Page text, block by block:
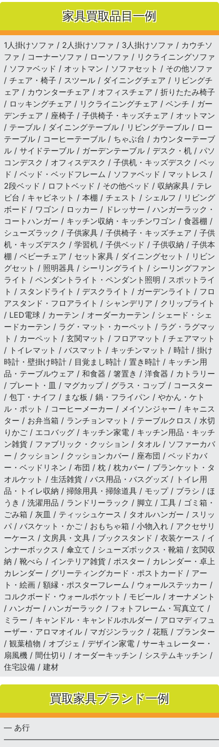
家具買取品目一例
1人掛けソファ / 2人掛けソファ / 3人掛けソファ / カウチソ
ファ / コーナーソファ / ローソファ / リクライニングソファ
/ ソファベッド / オットマン / ソファセット / その他ソファ
/ チェア・椅子 / スツール / ダイニングチェア / リビングチ
ェア / カウンターチェア / オフィスチェア / 折りたたみ椅子
/ ロッキングチェア / リクライニングチェア / ベンチ / ガー
デンチェア / 座椅子 / 子供椅子・キッズチェア / オットマン
/ テーブル / ダイニングテーブル / リビングテーブル / ロー
テーブル / コーヒーテーブル / ちゃぶ台 / カウンターテーブ
ル / サイドテーブル / ガーデンテーブル / デスク・机 / パソ
コンデスク / オフィスデスク / 子供机・キッズデスク / ベッ
ド / ベッド・ベッドフレーム / ソファベッド / マットレス /
2段ベッド / ロフトベッド / その他ベッド / 収納家具 / テレ
ビ台 / キャビネット / 本棚 / チェスト / シェルフ / リビング
ボード / ワゴン / ロッカー / ドレッサー / ハンガーラック・
コートハンガー / キッチン収納・キッチンワゴン / 食器棚 /
シューズラック / 子供家具 / 子供椅子・キッズチェア / 子供
机・キッズデスク / 学習机 / 子供ベッド / 子供収納 / 子供本
棚 / ベビーチェア / セット家具 / ダイニングセット / リビン
グセット / 照明器具 / シーリングライト / シーリングファン
ライト / ペンダントライト・ペンダント照明 / スポットライ
ト / スタンドライト / デスクライト / ガーデンライト / フロ
アスタンド・フロアライト / シャンデリア / クリップライト
/ LED電球 / カーテン / オーダーカーテン / シェード・シェ
ードカーテン / ラグ・マット・カーペット / ラグ・ラグマッ
ト / カーペット / 玄関マット / フロアマット / チェアマット
/ トイレマット / バスマット / キッチンマット / 時計 / 掛け
時計・壁掛け時計 / 目覚まし時計 / 置き時計 / キッチン用
品・テーブルウェア / 和食器 / 箸置き / 洋食器 / カトラリー
/ プレート・皿 / マグカップ / グラス・コップ / コースター
/ 包丁・ナイフ / まな板 / 鍋・フライパン / やかん・ケト
ル・ポット / コーヒーメーカー / メイソンジャー / キャニス
ター / お弁当箱 / ランチョンマット / テーブルクロス / 水切
りかご / エコバッグ / キッチン家電 / キッチン用品・キッチ
ン雑貨 / ファブリック・クッション / タオル / ソファーカバ
ー / クッション / クッションカバー / 座布団 / ベッドカバ
ー・ベッドリネン / 布団 / 枕 / 枕カバー / ブランケット・タ
オルケット / 生活雑貨 / バス用品・バスグッズ / トイレ用
品・トイレ収納 / 掃除用具・掃除道具 / モップ / ブラシ / ほ
うき / 洗濯用品 / ランドリーラック / 脚立 / 工具 / ゴミ箱・
ごみ箱 / 灰皿 / ティッシュケース / タオルハンガー / スリッ
パ / バスケット・かご / おもちゃ箱 / 小物入れ / アクセサリ
ーケース / 文房具・文具 / ブックスタンド / 衣装ケース / イ
ンナーボックス / 傘立て / シューズボックス・靴箱 / 玄関収
納 / 靴べら / インテリア雑貨 / ポスター / カレンダー・卓上
カレンダー / グリーティングカード・ポストカード / アー
ト・絵画 / 額縁・ポスターフレーム / ウォールステッカー /
コルクボード・ウォールポケット / モビール / オーナメント
/ ハンガー / ハンガーラック / フォトフレーム・写真立て /
ミラー / キャンドル・キャンドルホルダー / アロマディフュ
ーザー・アロマオイル / マガジンラック / 花瓶 / プランター
/ 観葉植物 / オブジェ / デザイン家電 / サーキュレーター・
扇風機 / 間仕切り / オーダーキッチン / システムキッチン /
住宅設備 / 建材
買取家具ブランド一例
— あ行